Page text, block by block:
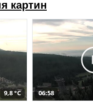
картин
9,8 °C 06:58